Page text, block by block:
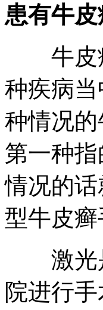
患有牛
牛皮癣
种疾病
种情况
第一种
情况的
型牛皮
激光是
院进行